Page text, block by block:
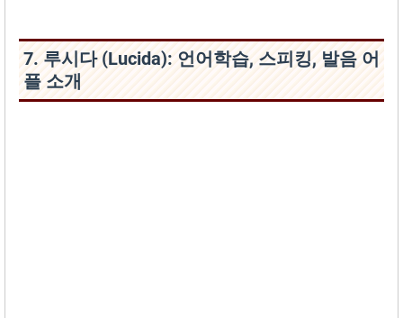
7. 루시다 (Lucida): 언어학습, 스피킹, 발음 어
플 소개